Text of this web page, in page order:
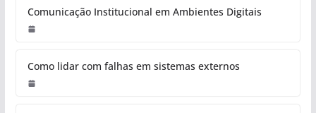
Comunicação Institucional em Ambientes Digitais
Como lidar com falhas em sistemas externos